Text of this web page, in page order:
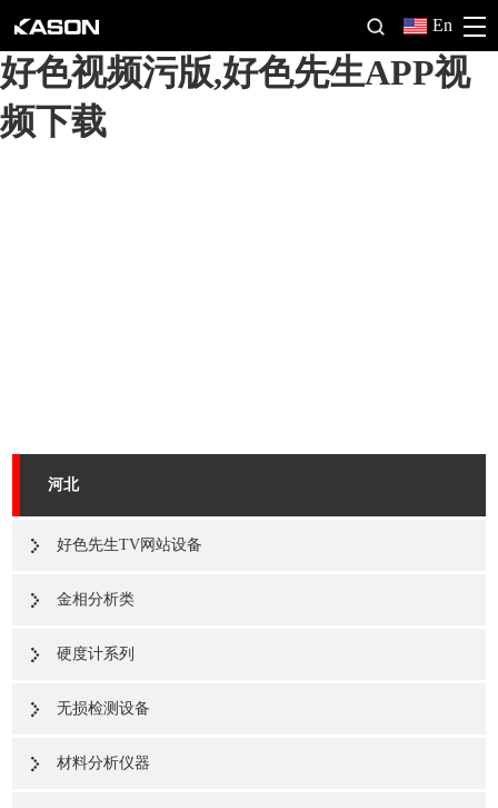
好色先生软件,好色先生TV网站,
好色视频污版,好色先生APP视
频下载
En
河北
好色先生TV网站设备
金相分析类
硬度计系列
无损检测设备
材料分析仪器